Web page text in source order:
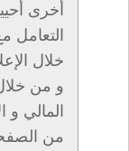
أخرى
التعامل
خلال
و من
المالي و
من